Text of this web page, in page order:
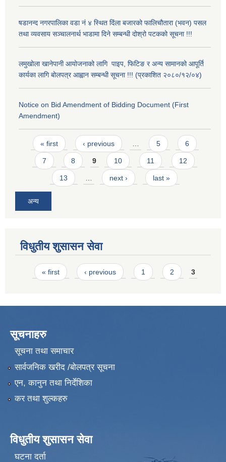
षडानन्द नगरपालिका वडा नं ४ स्थित दिंला बजारको फालिचौतारा (भवन) पसल
तथा व्यवसाय सञ्चालनार्थ भाडामा दिने सम्बन्धी दोश्रो पटकको सूचना !!!
लमुखोला खानेपानी आयोजनाको लागि पाइप, फिटिङ र अन्य सामानको आपूर्ति
कार्यका लागि बोलपत्र आह्वान सम्बन्धी सूचना !!! (प्रकाशित २०८०/१२/०४)
Notice on Bid Amendment of Bidding Document (First
Amendment)
Pages
« first ‹ previous 5 6
7 8 9 10 11 12
13 next › last »
अन्य
विधुतीय शुसासन सेवा
Pages
« first ‹ previous 1 2 3
सूचनाहरु
सूचना तथा समाचार
सार्वजनिक खरीद /बोलपत्र सूचना
एन, कानुन तथा निर्देशिका
कर तथा शुल्कहरु
विधुतीय शुसासन सेवा
घटना दर्ता